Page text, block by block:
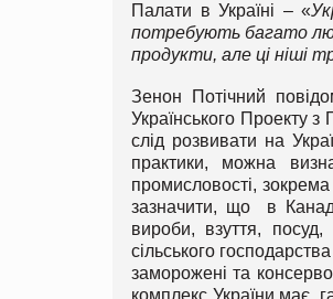
Палати в Україні – «
потребують багато
продукти, але ці ніші
Зенон Потічний
Українського Проекту з
слід розвивати на
практики, можна
промисловості, зокрема
зазначити, що в
вироби, взуття,
сільського
заморожені та
комплекс України має